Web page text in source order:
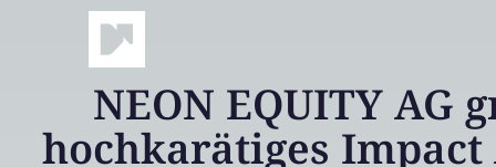
NEON EQUITY AG
hochkarätiges